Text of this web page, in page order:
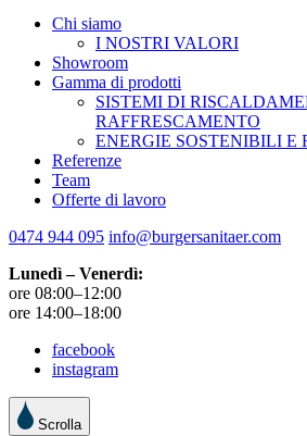
Chi siamo
I NOSTRI VALORI
Showroom
Gamma di prodotti
SISTEMI DI
RAFFRESCAMENTO
ENERGIE SOSTENIBILI E
Referenze
Team
Offerte di lavoro
0474 944 095 info@burgersanitaer.com
Lunedì – Venerdì:
ore 08:00–12:00
ore 14:00–18:00
facebook
instagram
Scrolla